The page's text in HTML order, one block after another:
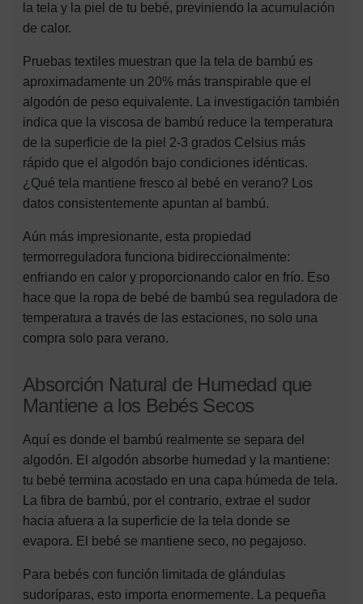
la tela y la piel de tu bebé, previniendo la acumulación
de calor.
Pruebas textiles muestran que la tela de bambú es
aproximadamente un 20% más transpirable que el
algodón de peso equivalente. La investigación también
indica que la viscosa de bambú reduce la temperatura
de la superficie de la piel 2-3 grados Celsius más
rápido que el algodón bajo condiciones idénticas.
¿Qué tela mantiene fresco al bebé en verano? Los
datos consistentemente apuntan al bambú.
Aún más impresionante, esta propiedad
termorreguladora funciona bidireccionalmente:
enfriando en calor y proporcionando calor en frío. Eso
hace que la ropa de bebé de bambú sea reguladora de
temperatura a través de las estaciones, no solo una
compra solo para verano.
Absorción Natural de Humedad que
Mantiene a los Bebés Secos
Aquí es donde el bambú realmente se separa del
algodón. El algodón absorbe humedad y la mantiene:
tu bebé termina acostado en una capa húmeda de tela.
La fibra de bambú, por el contrario, extrae el sudor
hacia afuera a la superficie de la tela donde se
evapora. El bebé se mantiene seco, no pegajoso.
Para bebés con función limitada de glándulas
sudoríparas, esto importa enormemente. La pequeña